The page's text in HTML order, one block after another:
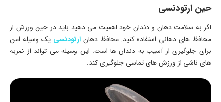
حین ارتودنسی
اگر به سلامت دهان و دندان خود اهمیت می دهید باید در حین ورزش از
محافظ های دهانی استفاده کنید. محافظ دهانارتودنسی یک وسیله امن
برای جلوگیری از آسیب به دندان ها است. این وسیله می تواند از ضربه
های ناشی از ورزش های تماسی جلوگیری کند.